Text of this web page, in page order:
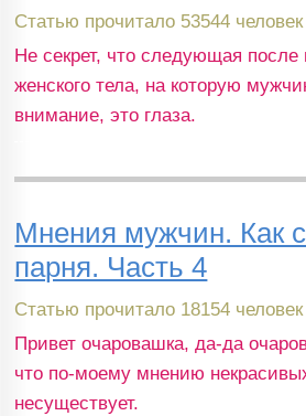
Статью прочитало 53544
Не секрет, что следующая после
женского тела, на которую
внимание, это глаза.
Мнения мужчин. Как
парня. Часть 4
Статью прочитало 18154
Привет очаровашка, да-да
что по-моему мнению
несуществует.